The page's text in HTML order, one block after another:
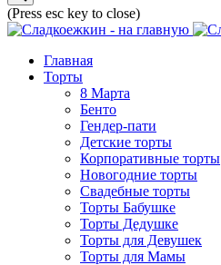
(Press esc key to close)
Главная
Торты
8 Марта
Бенто
Гендер-пати
Детские торты
Корпоративные торты
Новогодние торты
Свадебные торты
Торты Бабушке
Торты Дедушке
Торты для Девушек
Торты для Мамы